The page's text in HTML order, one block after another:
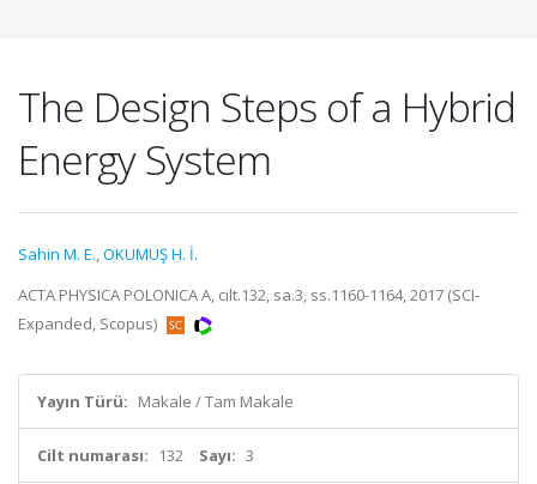
The Design Steps of a Hybrid
Energy System
Sahin M. E.,OKUMUŞ H. İ.
ACTA PHYSICA POLONICA A, cilt.132, sa.3, ss.1160-1164, 2017 (SCI-
Expanded, Scopus)
Yayın Türü: Makale / Tam Makale
Cilt numarası: 132 Sayı: 3